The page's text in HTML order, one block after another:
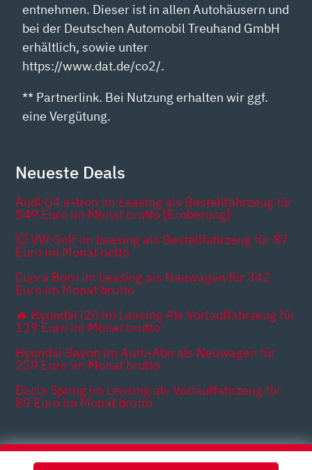
entnehmen. Dieser ist in allen Autohäusern und
bei der Deutschen Automobil Treuhand GmbH
erhältlich, sowie unter
https://www.dat.de/co2/.
** Partnerlink. Bei Nutzung erhalten wir ggf.
eine Vergütung.
Neueste Deals
Audi Q4 e-tron im Leasing als Bestellfahrzeug für
549 Euro im Monat brutto [Eroberung]
💥 VW Golf im Leasing als Bestellfahrzeug für 87
Euro im Monat netto
Cupra Born im Leasing als Neuwagen für 342
Euro im Monat brutto
🔥 Hyundai i20 im Leasing Als Vorlauffahrzeug für
129 Euro im Monat brutto
Hyundai Bayon im Auto-Abo als Neuwagen für
259 Euro im Monat brutto
Dacia Spring im Leasing als Vorlauffahrzeug für
89 Euro im Monat brutto